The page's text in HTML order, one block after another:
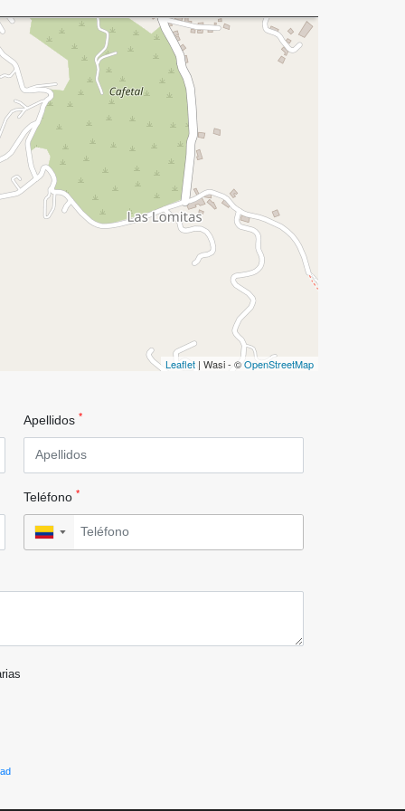
Leaflet | Wasi - ©OpenStreetMap
Apellidos *
Teléfono *
▼